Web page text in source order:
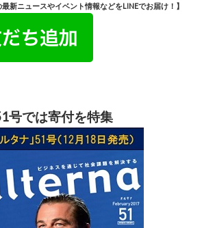
最新ニュースやイベント情報などをLINEでお届け！】
号では寄付を特集